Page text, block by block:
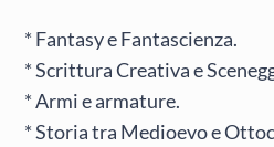
* Fantasy e Fantascienza.
* Scrittura Creativa e
* Armi e armature.
* Storia tra Medioevo e